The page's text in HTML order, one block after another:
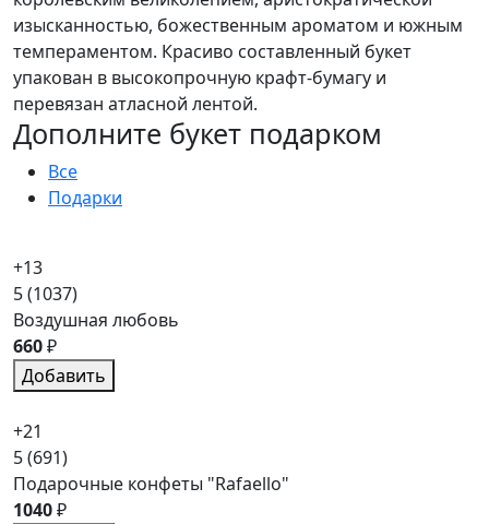
изысканностью, божественным ароматом и южным
темпераментом. Красиво составленный букет
упакован в высокопрочную крафт-бумагу и
перевязан атласной лентой.
Дополните букет подарком
Все
Подарки
+13
5(1037)
Воздушная любовь
660₽
Добавить
+21
5(691)
Подарочные конфеты "Rafaello"
1040₽